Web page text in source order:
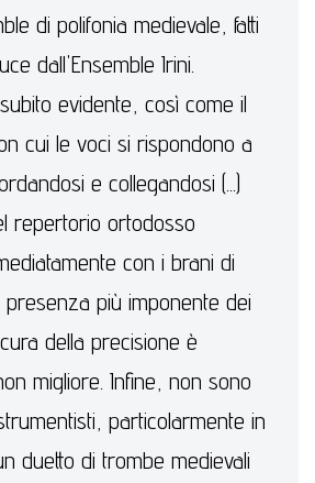
di polifonia medievale, fatti
dall'Ensemble Irini.
evidente, così come il
cui le voci si rispondono a
e collegandosi (...)
repertorio ortodosso
con i brani di
presenza più imponente dei
della precisione è
migliore. Infine, non sono
particolarmente in
duetto di trombe medievali